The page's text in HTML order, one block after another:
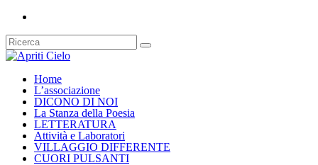
Home
L’associazione
DICONO DI NOI
La Stanza della Poesia
LETTERATURA
Attività e Laboratori
VILLAGGIO DIFFERENTE
CUORI PULSANTI